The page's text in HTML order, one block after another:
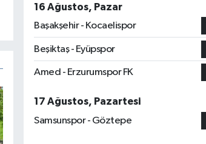
16 Ağustos, Pazar
Başakşehir - Kocaelispor
Beşiktaş - Eyüpspor
Amed - Erzurumspor FK
17 Ağustos, Pazartesi
Samsunspor - Göztepe